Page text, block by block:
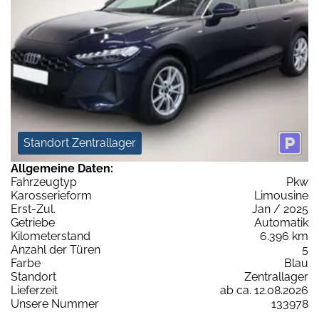
Standort Zentrallager
Allgemeine Daten:
Fahrzeugtyp
Pkw
Karosserieform
Limousine
Erst-Zul.
Jan / 2025
Getriebe
Automatik
Kilometerstand
6.396 km
Anzahl der Türen
5
Farbe
Blau
Standort
Zentrallager
Lieferzeit
ab ca. 12.08.2026
Unsere Nummer
133978